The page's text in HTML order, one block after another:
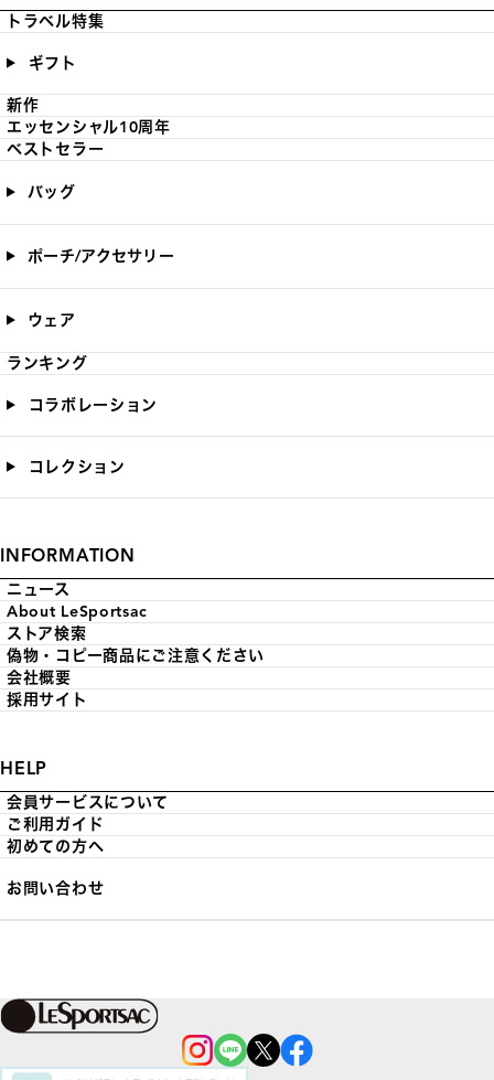
トラベル特集
ギフト
新作
エッセンシャル10周年
ベストセラー
バッグ
ポーチ/アクセサリー
ウェア
ランキング
コラボレーション
コレクション
INFORMATION
ニュース
About LeSportsac
ストア検索
偽物・コピー商品にご注意ください
会社概要
採用サイト
HELP
会員サービスについて
ご利用ガイド
初めての方へ
お問い合わせ